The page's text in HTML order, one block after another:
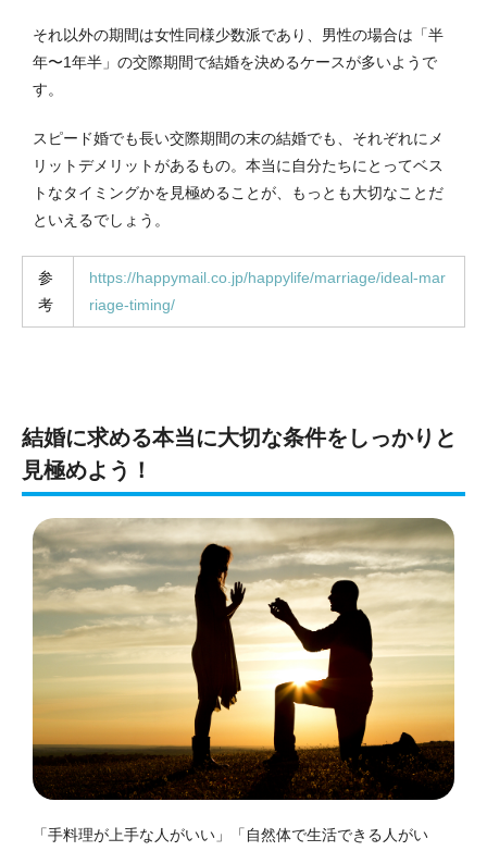
それ以外の期間は女性同様少数派であり、男性の場合は「半
年〜1年半」の交際期間で結婚を決めるケースが多いようで
す。
スピード婚でも長い交際期間の末の結婚でも、それぞれにメ
リットデメリットがあるもの。本当に自分たちにとってベス
トなタイミングかを見極めることが、もっとも大切なことだ
といえるでしょう。
参
考
https://happymail.co.jp/happylife/marriage/ideal-mar
riage-timing/
結婚に求める本当に大切な条件をしっかりと
見極めよう！
「手料理が上手な人がいい」「自然体で生活できる人がい